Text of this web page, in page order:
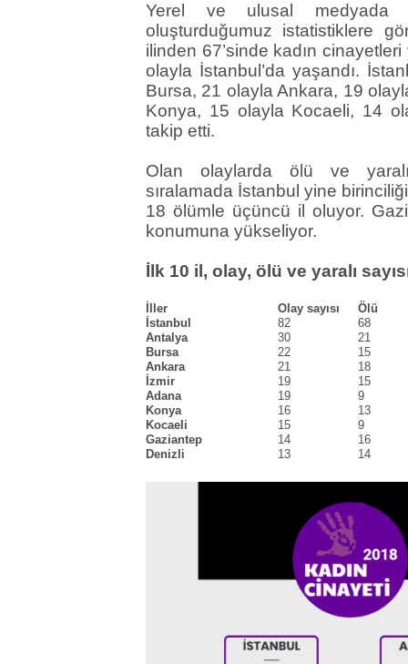
Yerel ve ulusal medyada
oluşturduğumuz istatistiklere
ilinden 67’sinde kadın
olayla İstanbul’da yaşandı.
Bursa, 21 olayla Ankara, 19
Konya, 15 olayla Kocaeli, 14
takip etti.
Olan olaylarda ölü ve yaralı
sıralamada İstanbul yine
18 ölümle üçüncü il oluyor.
konumuna yükseliyor.
İlk 10 il, olay, ölü ve yaralı
İller Olay sayısı
Ölü
İstanbul
82
68
Antalya
30
21
Bursa
22
15
Ankara
21
18
İzmir
19
15
Adana
19
9
Konya
16
13
Kocaeli
15
9
Gaziantep
14
16
Denizli
13 14